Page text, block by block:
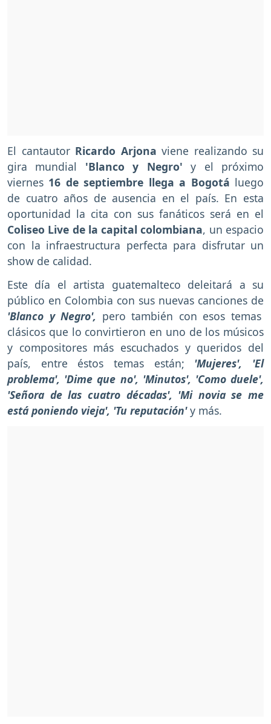
El cantautor Ricardo Arjona viene realizando su
gira mundial
'Blanco y Negro'y el próximo
viernes 16 de septiembre llega a Bogotá luego
de cuatro años de ausencia en el país. En esta
oportunidad la cita con sus fanáticos será en el
Coliseo Live de la capital colombiana, un espacio
con la infraestructura perfecta para disfrutar un
show de calidad.
Este día el artista guatemalteco deleitará a su
público en Colombia con sus nuevas canciones de
'Blanco y Negro', pero también con esos temas
clásicos que lo convirtieron en uno de los músicos
y compositores más escuchados y queridos del
país, entre éstos temas están; 'Mujeres', 'El
problema', 'Dime que no', 'Minutos', 'Como duele',
'Señora de las cuatro décadas', 'Mi novia se me
está poniendo vieja', 'Tu reputación'y más.